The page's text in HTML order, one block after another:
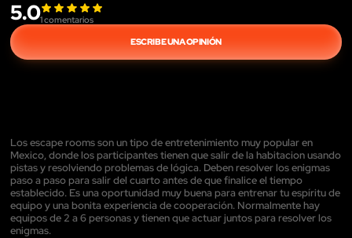
5.01comentarios
ESCRIBE UNA OPINIÓN
Los escape rooms son un tipo de entretenimiento muy popular en
Mexico, donde los participantes tienen que salir de la habitacion usando
pistas y resolviendo problemas de lógica. Deben resolver los enigmas
paso a paso para salir del cuarto antes de que finalice el tiempo
establecido. Es una oportunidad muy buena para entrenar tu espíritu de
equipo y una bonita experiencia de cooperación. Normalmente hay
equipos de 2 a 6 personas y tienen que actuar juntos para resolver los
enigmas.